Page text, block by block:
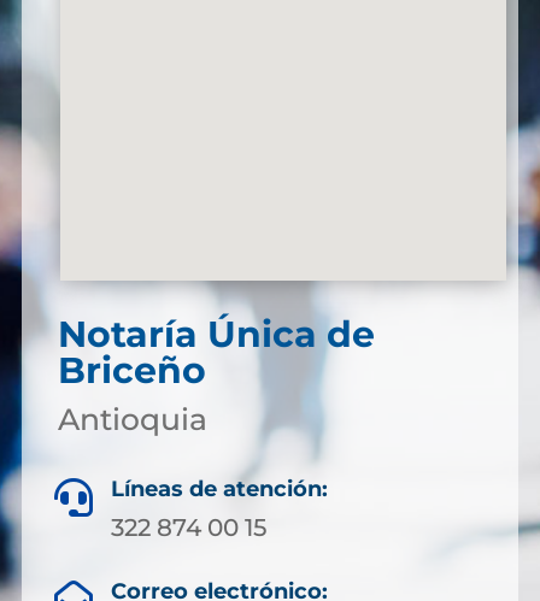
Notaría Única de
Briceño
Antioquia
 Líneas de atención:
322 874 00 15
Correo electrónico: